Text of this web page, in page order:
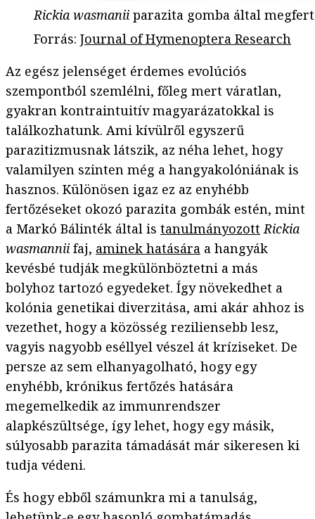
Rickia wasmanii parazita gomba által
Forrás: Journal of Hymenoptera Research
Az egész jelenséget érdemes evolúciós
szempontból szemlélni, főleg mert váratlan,
gyakran kontraintuitív magyarázatokkal is
találkozhatunk. Ami kívülről egyszerű
parazitizmusnak látszik, az néha lehet, hogy
valamilyen szinten még a hangyakolóniának is
hasznos. Különösen igaz ez az enyhébb
fertőzéseket okozó parazita gombák estén, mint
a Markó Bálinték által is tanulmányozott Rickia
wasmannii faj, aminek hatására a hangyák
kevésbé tudják megkülönböztetni a más
bolyhoz tartozó egyedeket. Így növekedhet a
kolónia genetikai diverzitása, ami akár ahhoz is
vezethet, hogy a közösség reziliensebb lesz,
vagyis nagyobb eséllyel vészel át kríziseket. De
persze az sem elhanyagolható, hogy egy
enyhébb, krónikus fertőzés hatására
megemelkedik az immunrendszer
alapkészültsége, így lehet, hogy egy másik,
súlyosabb parazita támadását már sikeresen ki
tudja védeni.
És hogy ebből számunkra mi a tanulság,